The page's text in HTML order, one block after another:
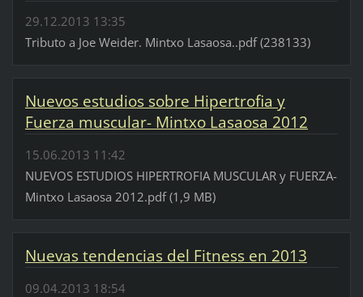
29.12.2013 13:35
Tributo a Joe Weider. Mintxo Lasaosa..pdf (238133)
Nuevos estudios sobre Hipertrofia y
Fuerza muscular- Mintxo Lasaosa 2012
15.06.2013 11:42
NUEVOS ESTUDIOS HIPERTROFIA MUSCULAR y FUERZA-
Mintxo Lasaosa 2012.pdf (1,9 MB)
Nuevas tendencias del Fitness en 2013
09.04.2013 18:54